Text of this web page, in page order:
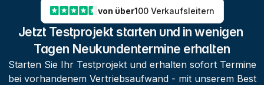
von über100 Verkaufsleitern
Jetzt Testprojekt starten und in wenigen
Tagen Neukundentermine erhalten
Starten Sie Ihr Testprojekt und erhalten sofort Termine
bei vorhandenem Vertriebsaufwand - mit unserem Best